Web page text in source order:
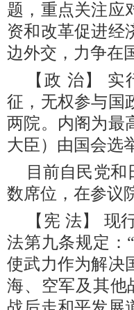
题，重点关注应
资和改革促进经
边外交，力争在
【政 治】
征，无权参与国
两院。内阁为最
大臣）由国会选
目前自民党
数席位，在参议
【宪 法】 现
法第九条规定：
使武力作为解决
海、空军及其他